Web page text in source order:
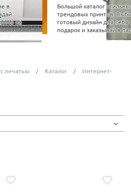
в
на
Большой каталог
трендовых принтов.
готовый дизайн для себя
подарок и заказывай в
печатью Каталог
Интернет-